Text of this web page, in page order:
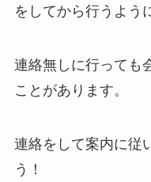
をしてから行うよう
連絡無しに行っても
ことがあります。
連絡をして案内に従
う！